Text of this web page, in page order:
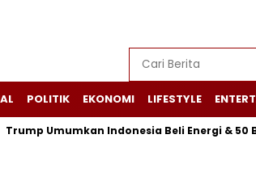
POLITIK EKONOMI LIFESTYLE
Umumkan Indonesia Beli Energi & 50